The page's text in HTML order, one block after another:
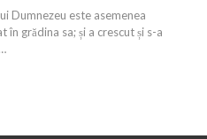
Dumnezeu este asemenea
grădina sa; și a crescut și s-a